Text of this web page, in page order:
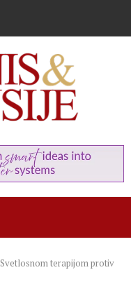
Svetlosnom terapijom protiv